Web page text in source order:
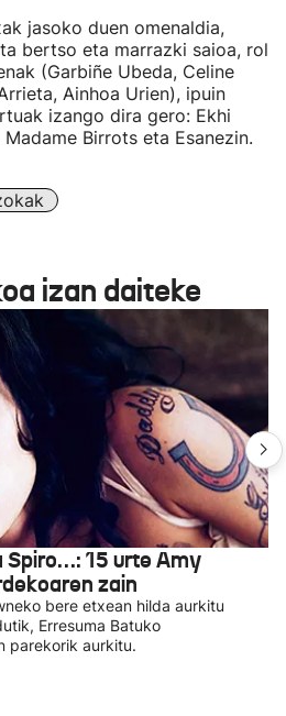
jasoko duen omenaldia,
bertso eta marrazki saioa, rol
(Garbiñe Ubeda, Celine
Ainhoa Urien), ipuin
izango dira gero: Ekhi
Birrots eta Esanezin.
izan daiteke
Spiro…: 15 urte Amy
zain
bere etxean hilda aurkitu
Erresuma Batuko
parekorik aurkitu.